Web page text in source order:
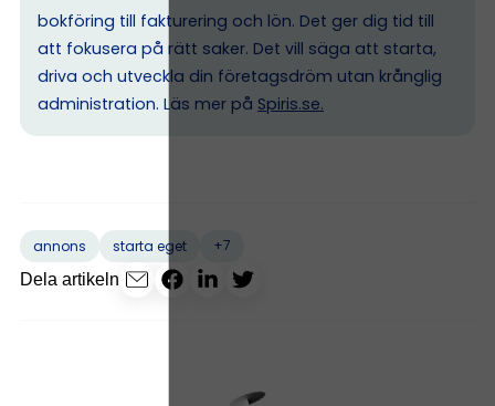
bokföring till fakturering och lön. Det ger dig tid till
att fokusera på rätt saker. Det vill säga att starta,
driva och utveckla din företagsdröm utan krånglig
administration. Läs mer på Spiris.se.
annons starta eget
+7
Dela artikeln